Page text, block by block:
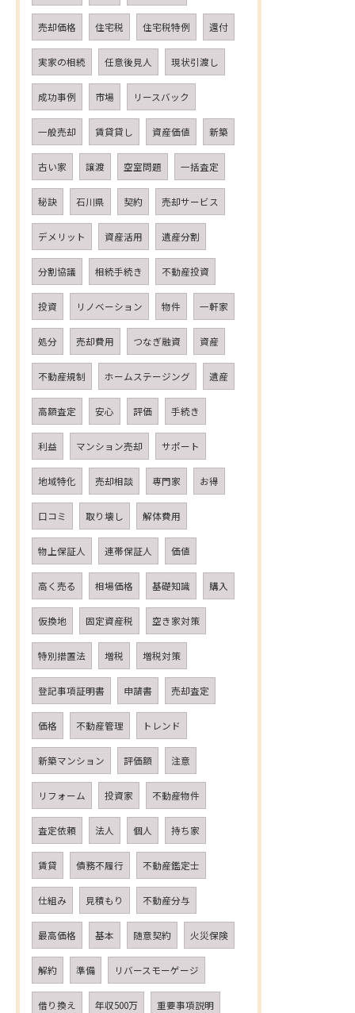
売却価格 住宅税 住宅税特例 還付
実家の相続 任意後見人 現状引渡し
成功事例 市場 リースバック
一般売却 賃貸貸し 資産価値 新築
古い家 譲渡 空室問題 一括査定
秘訣 石川県 契約 売却サービス
デメリット 資産活用 遺産分割
分割協議 相続手続き 不動産投資
投資 リノベーション 物件 一軒家
処分 売却費用 つなぎ融資 資産
不動産規制 ホームステージング 遺産
高額査定 安心 評価 手続き
利益 マンション売却 サポート
地域特化 売却相談 専門家 お得
口コミ 取り壊し 解体費用
物上保証人 連帯保証人 価値
高く売る 相場価格 基礎知識 購入
仮換地 固定資産税 空き家対策
特別措置法 増税 増税対策
登記事項証明書 申請書 売却査定
価格 不動産管理 トレンド
新築マンション 評価額 注意
リフォーム 投資家 不動産物件
査定依頼 法人 個人 持ち家
賃貸 債務不履行 不動産鑑定士
仕組み 見積もり 不動産分与
最高価格 基本 随意契約 火災保険
解約 準備 リバースモーゲージ
借り換え 年収500万 重要事項説明